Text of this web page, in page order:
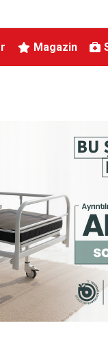
Magazin
gelirleri genel müdür